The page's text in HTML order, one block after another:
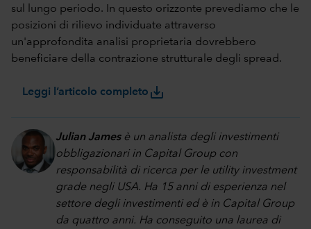
sul lungo periodo. In questo orizzonte prevediamo che le
posizioni di rilievo individuate attraverso
un'approfondita analisi proprietaria dovrebbero
beneficiare della contrazione strutturale degli spread.
Leggi l’articolo completo save_alt
Julian Jamesè un analista degli investimenti
obbligazionari in Capital Group con
responsabilità di ricerca per le utility investment
grade negli USA. Ha 15 anni di esperienza nel
settore degli investimenti ed è in Capital Group
da quattro anni. Ha conseguito una laurea di